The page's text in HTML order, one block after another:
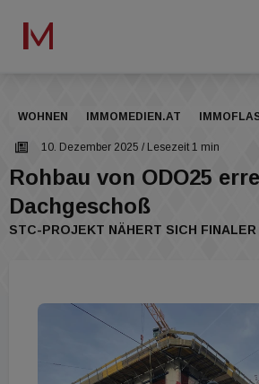
WOHNEN IMMOMEDIEN.AT
10. Dezember 2025 / Lesezeit 1 min
Rohbau von ODO25
Dachgeschoß
STC-PROJEKT NÄHERT SICH FINALER